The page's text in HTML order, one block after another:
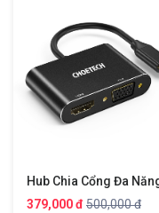
379,000 đ 500,000 đ